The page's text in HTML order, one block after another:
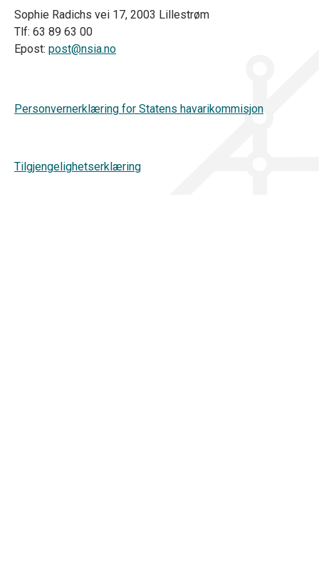
Sophie Radichs vei 17, 2003 Lillestrøm
Tlf: 63 89 63 00
Epost: post@nsia.no
Personvernerklæring for Statens havarikommisjon
Tilgjengelighetserklæring